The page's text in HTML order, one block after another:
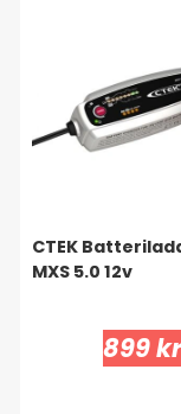
CTEK
MXS 5.0 12v
899 kr